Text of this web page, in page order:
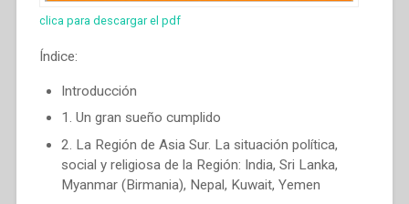
clica para descargar el pdf
Índice:
Introducción
1. Un gran sueño cumplido
2. La Región de Asia Sur. La situación política,
social y religiosa de la Región: India, Sri Lanka,
Myanmar (Birmania), Nepal, Kuwait, Yemen